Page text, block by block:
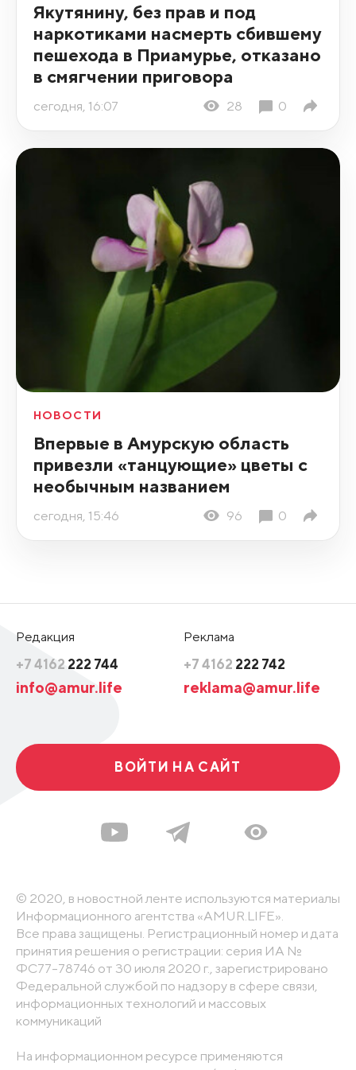
Якутянину, без прав и под
наркотиками насмерть сбившему
пешехода в Приамурье, отказано
в смягчении приговора
сегодня, 16:07 28 0
НОВОСТИ
Впервые в Амурскую область
привезли «танцующие» цветы с
необычным названием
сегодня, 15:46 96 0
Редакция
+7 4162 222 744
info@amur.life
Реклама
+7 4162 222 742
reklama@amur.life
ВОЙТИ НА САЙТ
© 2020, в новостной ленте используются материалы
Информационного агентства «AMUR.LIFE».
Все права защищены. Регистрационный номер и дата
принятия решения о регистрации: серия ИА №
ФС77-78746 от 30 июля 2020 г., зарегистрировано
Федеральной службой по надзору в сфере связи,
информационных технологий и массовых
коммуникаций
На информационном ресурсе применяются